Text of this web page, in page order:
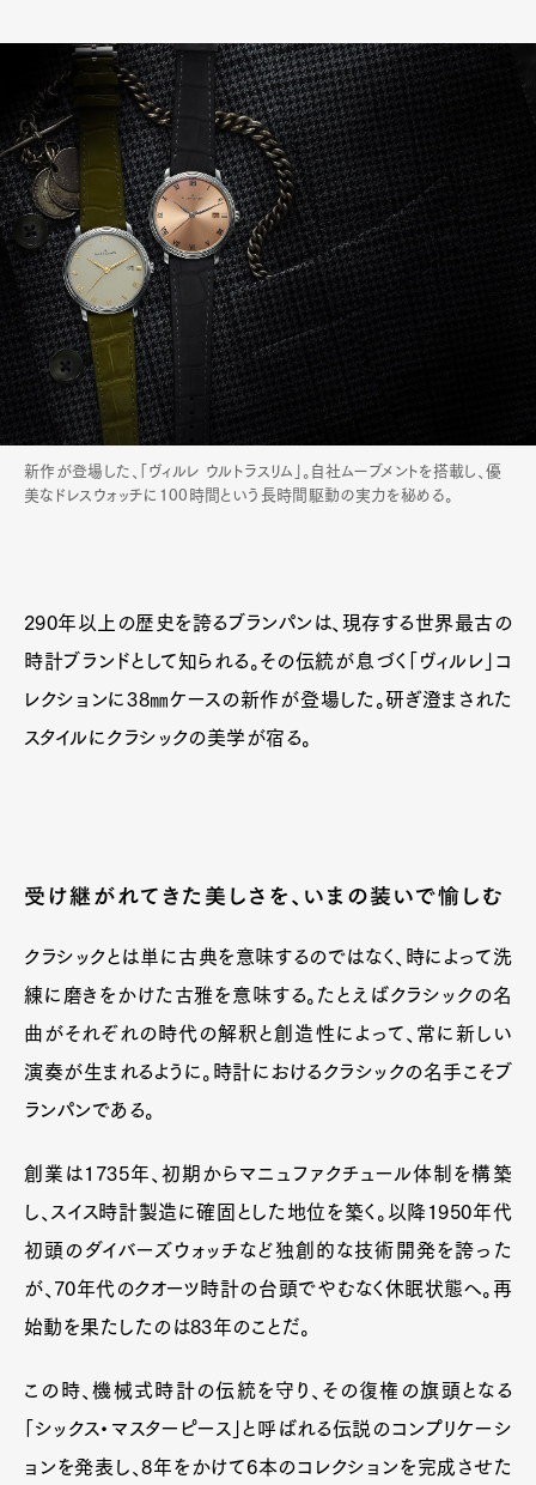
新作が登場した、「ヴィルレ ウルトラスリム」。自社ムーブメントを搭載し、優
美なドレスウォッチに100時間という長時間駆動の実力を秘める。
290年以上の歴史を誇るブランパンは、現存する世界最古の
時計ブランドとして知られる。その伝統が息づく「ヴィルレ」コ
レクションに38㎜ケースの新作が登場した。研ぎ澄まされた
スタイルにクラシックの美学が宿る。
受け継がれてきた美しさを、いまの装いで愉しむ
クラシックとは単に古典を意味するのではなく、時によって洗
練に磨きをかけた古雅を意味する。たとえばクラシックの名
曲がそれぞれの時代の解釈と創造性によって、常に新しい
演奏が生まれるように。時計におけるクラシックの名手こそブ
ランパンである。
創業は1735年、初期からマニュファクチュール体制を構築
し、スイス時計製造に確固とした地位を築く。以降1950年代
初頭のダイバーズウォッチなど独創的な技術開発を誇った
が、70年代のクオーツ時計の台頭でやむなく休眠状態へ。再
始動を果たしたのは83年のことだ。
この時、機械式時計の伝統を守り、その復権の旗頭となる
「シックス・マスターピース」と呼ばれる伝説のコンプリケーシ
ョンを発表し、8年をかけて6本のコレクションを完成させた